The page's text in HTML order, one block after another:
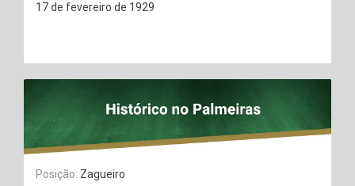
17 de fevereiro de 1929
Posição: Zagueiro